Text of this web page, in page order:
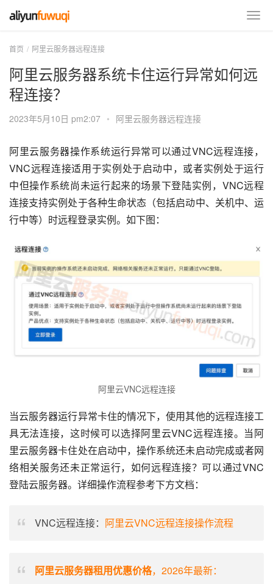
首页 阿里云服务器远程连接
阿里云服务器系统卡住运行异常如何远
程连接？
2023年5月10日 pm2:07 • 阿里云服务器远程连接
阿里云服务器操作系统运行异常可以通过VNC远程连接，
VNC远程连接适用于实例处于启动中，或者实例处于运行
中但操作系统尚未运行起来的场景下登陆实例，VNC远程
连接支持实例处于各种生命状态（包括启动中、关机中、运
行中等）时远程登录实例。如下图：
阿里云VNC远程连接
当云服务器运行异常卡住的情况下，使用其他的远程连接工
具无法连接，这时候可以选择阿里云VNC远程连接。当阿
里云服务器卡住处在启动中，操作系统还未启动完成或者网
络相关服务还未正常运行，如何远程连接？可以通过VNC
登陆云服务器。详细操作流程参考下方文档：
VNC远程连接： 阿里云VNC远程连接操作流程
阿里云服务器租用优惠价格，2026年最新：